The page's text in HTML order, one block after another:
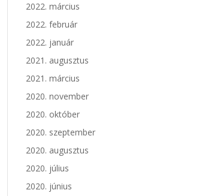
2022. március
2022. február
2022. január
2021. augusztus
2021. március
2020. november
2020. október
2020. szeptember
2020. augusztus
2020. július
2020. június